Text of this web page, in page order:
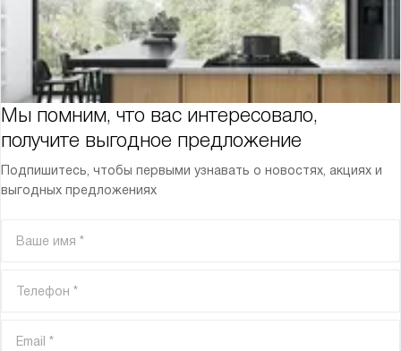
Мы помним, что вас интересовало,
получите выгодное предложение
Подпишитесь, чтобы первыми узнавать о новостях, акциях и
выгодных предложениях